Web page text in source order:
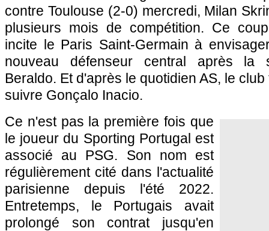
contre Toulouse (2-0) mercredi, Milan
plusieurs mois de compétition. Ce
incite le Paris Saint-Germain à
nouveau défenseur central après la
Beraldo. Et d'après le quotidien AS, le
suivre Gonçalo Inacio.
Ce n'est pas la première fois que
le joueur du Sporting Portugal est
associé au PSG. Son nom est
régulièrement cité dans l'actualité
parisienne depuis l'été 2022.
Entretemps, le Portugais avait
prolongé son contrat jusqu'en